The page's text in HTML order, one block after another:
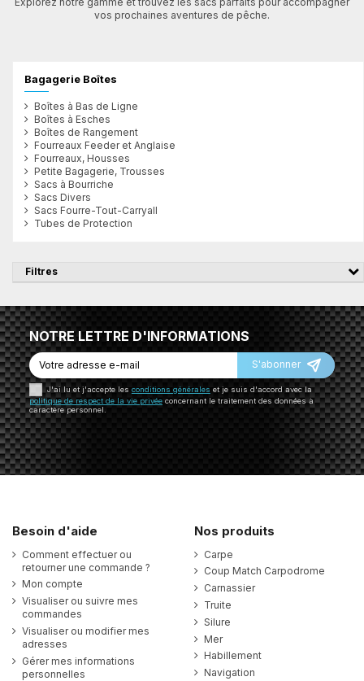
vos prochaines aventures de pêche.
Bagagerie Boîtes
Boîtes à Bas de Ligne
Boîtes à Esches
Boîtes de Rangement
Fourreaux Feeder et Anglaise
Fourreaux, Housses
Petite Bagagerie, Trousses
Sacs à Bourriche
Sacs Divers
Sacs Fourre-Tout-Carryall
Tubes de Protection
Filtres
NOTRE LETTRE D'INFORMATIONS
S'abonner
J'ai lu et j'accepte les conditions générales et je suis d'accord avec la
politique de respect de la vie privéeconcernant le traitement des données à
caractère personnel.
Besoin d'aide
Comment effectuer ou
retourner une commande ?
Mon compte
Visualiser ou suivre mes
commandes
Visualiser ou modifier mes
adresses
Gérer mes informations
personnelles
Nos produits
Carpe
Coup Match Carpodrome
Carnassier
Truite
Silure
Mer
Habillement
Navigation